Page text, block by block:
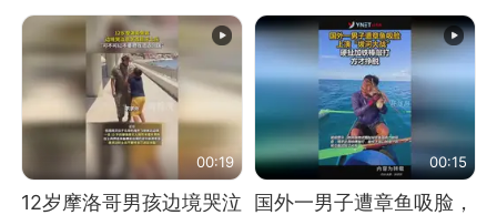
处理
00:19
12岁摩洛哥男孩边境哭泣
00:15
国外一男子遭章鱼吸脸，